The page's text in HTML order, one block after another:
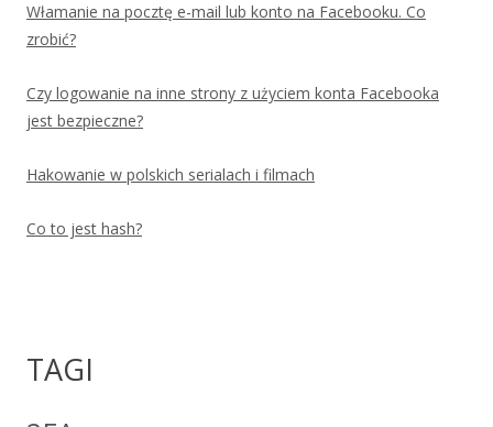
Włamanie na pocztę e-mail lub konto na Facebooku. Co
zrobić?
Czy logowanie na inne strony z użyciem konta Facebooka
jest bezpieczne?
Hakowanie w polskich serialach i filmach
Co to jest hash?
TAGI